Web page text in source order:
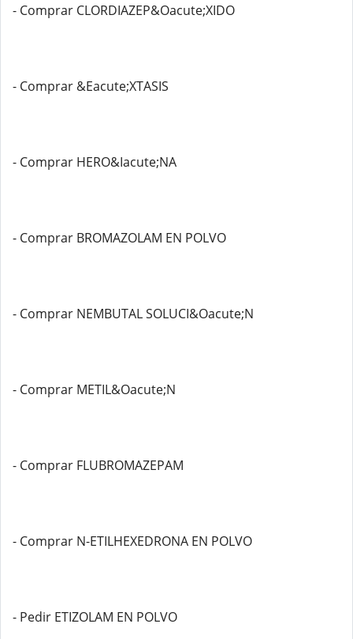
- Comprar CLORDIAZEP&Oacute;XIDO
- Comprar &Eacute;XTASIS
- Comprar HERO&Iacute;NA
- Comprar BROMAZOLAM EN POLVO
- Comprar NEMBUTAL SOLUCI&Oacute;N
- Comprar METIL&Oacute;N
- Comprar FLUBROMAZEPAM
- Comprar N-ETILHEXEDRONA EN POLVO
- Pedir ETIZOLAM EN POLVO